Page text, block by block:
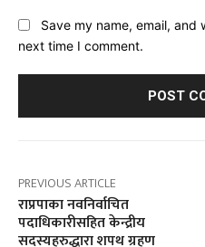
Save my name, email,
next time I comment.
PREVIOUS ARTICLE
राप्रपाका नवनिर्वाचित
पदाधिकारीसहित केन्द्रीय
सदस्यहरुद्धारा शपथ ग्रहण